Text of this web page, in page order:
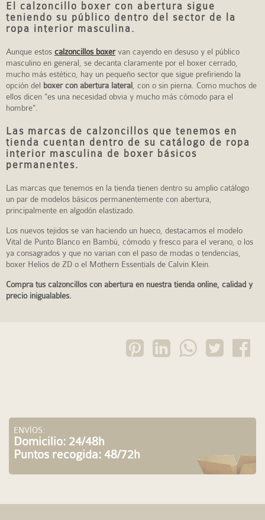
El calzoncillo boxer con abertura sigue
teniendo su público dentro del sector de la
ropa interior masculina.
Aunque estos calzoncillos boxervan cayendo en desuso y el público
masculino en general, se decanta claramente por el boxer cerrado,
mucho más estético, hay un pequeño sector que sigue prefiriendo la
opción del boxer con abertura lateral, con o sin pierna. Como muchos de
ellos dicen "es una necesidad obvia y mucho más cómodo para el
hombre".
Las marcas de calzoncillos que tenemos en
tienda cuentan dentro de su catálogo de ropa
interior masculina de boxer básicos
permanentes.
Las marcas que tenemos en la tienda tienen dentro su amplio catálogo
un par de modelos básicos permanentemente con abertura,
principalmente en algodón elastizado.
Los nuevos tejidos se van haciendo un hueco, destacamos el modelo
Vital de Punto Blanco en Bambú, cómodo y fresco para el verano, o los
ya consagrados y que no varian con el paso de modas o tendencias,
boxer Helios de ZD o el Mothern Essentials de Calvin Klein.
Compra tus calzoncillos con abertura en nuestra tienda online, calidad y
precio inigualables.
ENVÍOS:
Domicilio: 24/48h
Puntos recogida: 48/72h